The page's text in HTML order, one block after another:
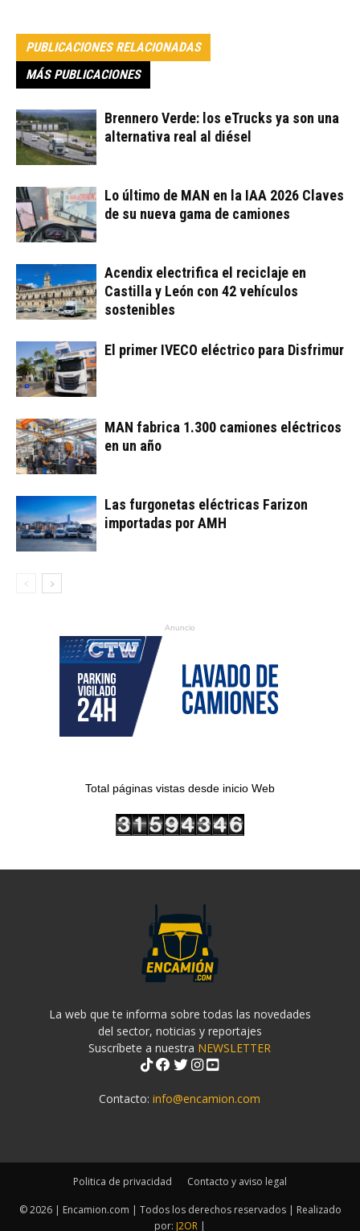
PUBLICACIONES RELACIONADAS
MÁS PUBLICACIONES
Brennero Verde: los eTrucks ya son una
alternativa real al diésel
Lo último de MAN en la IAA 2026 Claves
de su nueva gama de camiones
Acendix electrifica el reciclaje en
Castilla y León con 42 vehículos
sostenibles
El primer IVECO eléctrico para Disfrimur
MAN fabrica 1.300 camiones eléctricos
en un año
Las furgonetas eléctricas Farizon
importadas por AMH
Anuncio
Total páginas vistas desde inicio Web
La web que te informa sobre todas las novedades
del sector, noticias y reportajes
Suscríbete a nuestra NEWSLETTER
Contacto:info@encamion.com
Politica de privacidad Contacto y aviso legal
© 2026 | Encamion.com | Todos los derechos reservados | Realizado
por: J2OR |